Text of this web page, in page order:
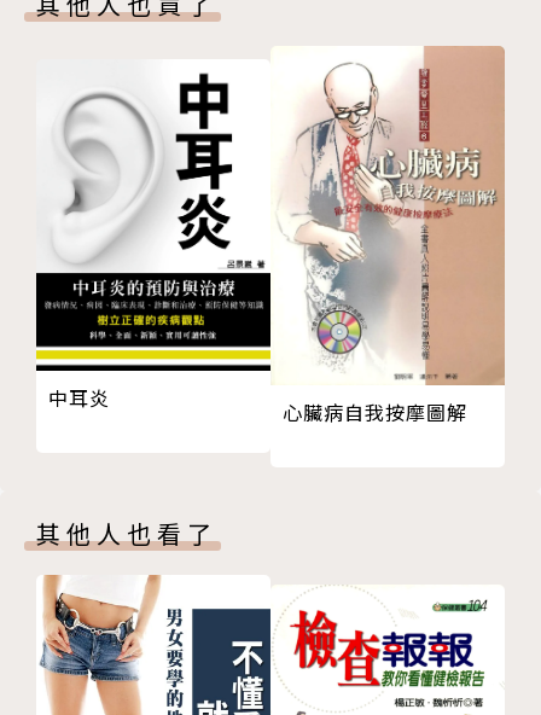
呂芳川
一九九○年加入慈濟志工，年年出國賑災；擔任慈濟慈
青慈誠懿德會總幹事十餘載。一九九六年開始擔任臺灣
慈濟人醫會北區總幹事十餘載，共成立七支義診隊，巡
迴義診桃園復興鄉、新竹尖石鄉、五峰鄉、宜蘭大同鄉
最深山的村落及新北市七個偏鄉，並在都會區規劃許多
弱勢族群關懷專案。
二○一○年擔任慈濟慈善基金會慈善志業發展處主任至
今。二○一四年開始擔任花蓮縣高齡友善城市推動委員
迄今。為推動許多慈善與健康促進工作，於二○○九年
取得健康促進管理師證照。
七 新竹縣尖石鄉：計畫知曉度不足
八 小結：戒酒方能治本
第三章 「以茶代酒」健康促進計畫的探討與脈絡
一 誠懇發心，順緣而行
二 「以茶代酒」定調的過程
三 培力社區，形塑在地動能
四 實踐、評估與調整
五 「以茶代酒」五大主軸
一、透過對話，協助審視現況
二、重現酒的文化價值
三、以史鑑今， 向先民看齊
一 走進部落，傾聽真心
二 秀林鄉 以茶代酒試風向 鄉親熱情燃希望
佳民村：三進三出，回應熱烈
景美村：村長帶頭相助，事半功倍
水源村：連辦十一場，綿密宣導
中耳炎 心臟病自我按摩圖解
其他人也看了